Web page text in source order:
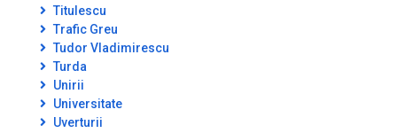
Titulescu
Trafic Greu
Tudor Vladimirescu
Turda
Unirii
Universitate
Uverturii